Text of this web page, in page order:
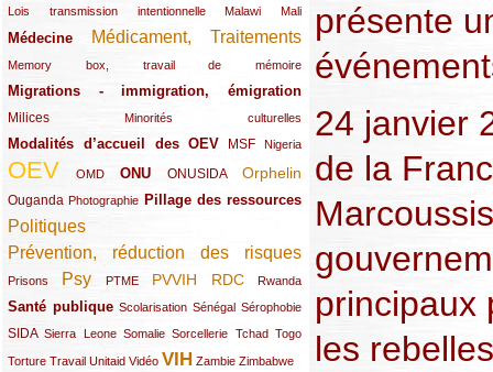
Lois transmission intentionnelle
(24/289) Malawi
(11/289) Mali
(21/289)
Médecine
(62/289) Médicament, Traitements
(142/289)
Memory box, travail de mémoire
(11/289)
Migrations - immigration, émigration
(67/289)
Milices
(34/289) Minorités culturelles
(15/289)
Modalités d’accueil des OEV
(58/289) MSF
(54/289) Nigeria
(27/289)
OEV
(269/289) OMD
(26/289) ONU
(58/289) ONUSIDA
(44/289) Orphelin
(112/289)
Ouganda
(29/289) Photographie
(27/289) Pillage des ressources
(77/289)
Politiques
(120/289)
Prévention, réduction des risques
(131/289)
Prisons
(22/289) Psy
(119/289) PTME
(12/289) PVVIH
(111/289) RDC
(104/289) Rwanda
(23/289)
Santé publique
(59/289) Scolarisation
(9/289) Sénégal
(13/289) Sérophobie
(19/289)
SIDA
(29/289)Sierra Leone
(13/289) Somalie
(12/289) Sorcellerie
(19/289) Tchad
(10/289) Togo
(15/289)
Torture
(17/289)Travail
(21/289) Unitaid
(26/289) Vidéo
(23/289) VIH
(154/289) Zambie
(12/289) Zimbabwe
(21/289)
présente
24 janvier
de la
principaux
les